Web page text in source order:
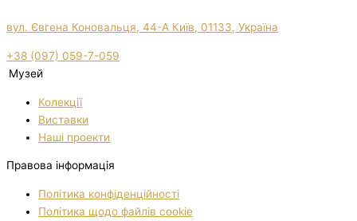
вул. Євгена Коновальця, 44-А Київ, 01133, Україна
+38 (097) 059-7-059
Музей
Колекції
Виставки
Нашi проекти
Правова інформація
Політика конфіденційності
Політика щодо файлів cookie